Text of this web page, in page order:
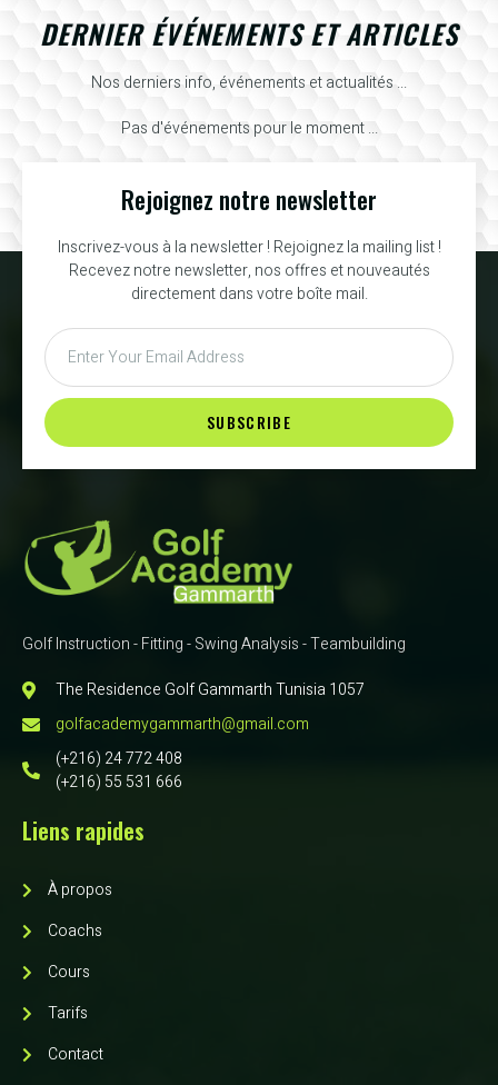
DERNIER ÉVÉNEMENTS ET ARTICLES
Nos derniers info, événements et actualités ...
Pas d'événements pour le moment ...
Rejoignez notre newsletter
Inscrivez-vous à la newsletter ! Rejoignez la mailing list !
Recevez notre newsletter, nos offres et nouveautés
directement dans votre boîte mail.
SUBSCRIBE
Golf Instruction - Fitting - Swing Analysis - Teambuilding
The Residence Golf Gammarth Tunisia 1057
golfacademygammarth@gmail.com
(+216) 24 772 408
(+216) 55 531 666
Liens rapides
À propos
Coachs
Cours
Tarifs
Contact